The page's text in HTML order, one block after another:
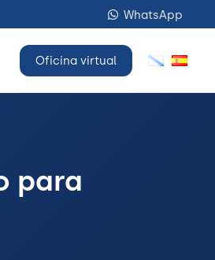
WhatsApp
Oficina virtual
para